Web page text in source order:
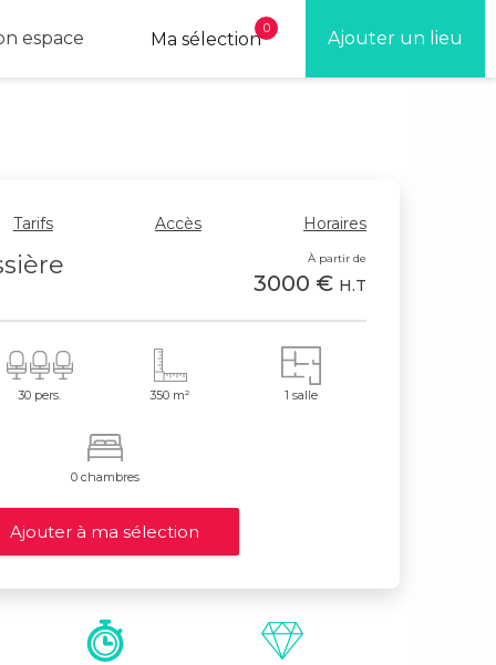
Ajouter un lieu
Ma sélection
0
espace
Tarifs Accès Horaires
À partir de
3000 € H.T
30 pers. 350 m² 1 salle
0 chambres